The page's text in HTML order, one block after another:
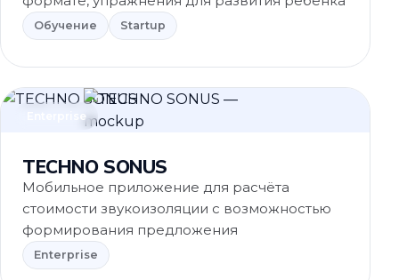
Обучение Startup
Enterprise
TECHNO SONUS
Мобильное приложение для расчёта
стоимости звукоизоляции с возможностью
формирования предложения
Enterprise